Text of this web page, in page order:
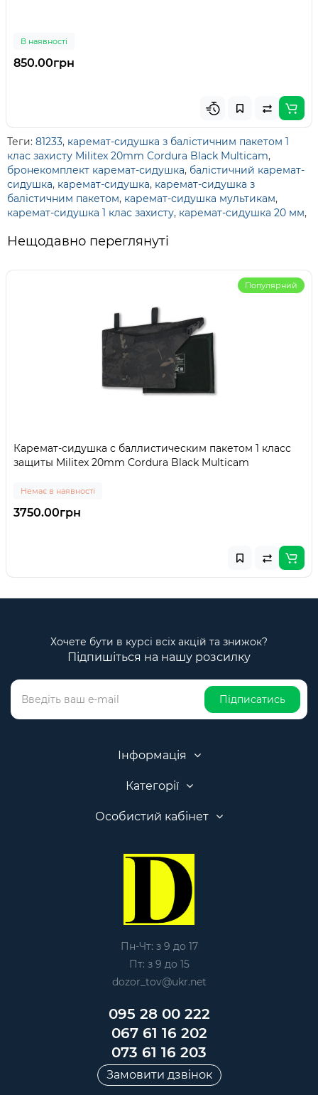
В наявності
850.00грн
Теги: 81233, каремат-сидушка з балістичним пакетом 1
клас захисту Militex 20mm Cordura Black Multicam,
бронекомплект каремат-сидушка, балістичний каремат-
сидушка, каремат-сидушка, каремат-сидушка з
балістичним пакетом, каремат-сидушка мультикам,
каремат-сидушка 1 клас захисту, каремат-сидушка 20 мм,
Нещодавно переглянуті
Популярний
Каремат-сидушка с баллистическим пакетом 1 класс
защиты Militex 20mm Cordura Black Multicam
Немає в наявності
3750.00грн
Хочете бути в курсі всіх акцій та знижок?
Підпишіться на нашу розсилку
Підписатись
Інформація
Категорії
Особистий кабінет
Пн-Чт: з 9 до 17
Пт: з 9 до 15
dozor_tov@ukr.net
095 28 00 222
067 61 16 202
073 61 16 203
Замовити дзвінок